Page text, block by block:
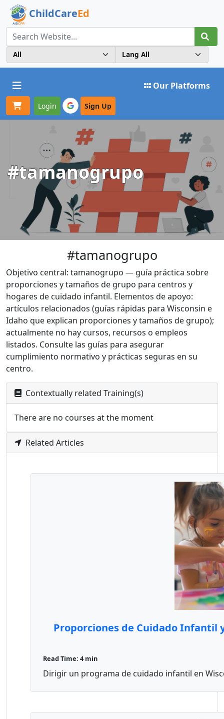
ChildCareEd
Toggle navigation Our Platforms
Login Sign Up
#tamanogrupo
#tamanogrupo
Objetivo central: tamanogrupo — guía práctica sobre
proporciones y tamaños de grupo para centros y
hogares de cuidado infantil. Elementos de apoyo:
artículos relacionados (guías rápidas para Wisconsin e
Idaho que explican proporciones y tamaños de grupo);
actualmente no hay cursos, recursos o empleos
listados. Consulte las guías para asegurar
cumplimiento normativo y prácticas seguras en su
centro.
Contextually related Training(s)
There are no courses at the moment
Related Articles
Proporciones de Cuidado Infantil
Read Time: 4 min
Dirigir un programa de cuidado infantil en